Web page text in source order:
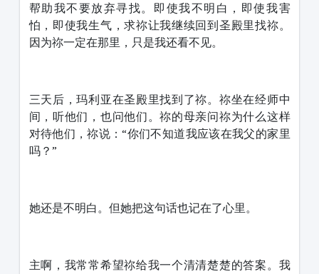
帮助我不要放弃寻找。即使我不明白，即使我害
怕，即使我生气，求祢让我继续回到圣殿里找祢。
因为祢一定在那里，只是我还看不见。
三天后，玛利亚在圣殿里找到了祢。祢坐在经师中
间，听他们，也问他们。祢的母亲问祢为什么这样
对待他们，祢说：“你们不知道我应该在我父的家里
吗？”
她还是不明白。但她把这句话也记在了心里。
主啊，我常常希望祢给我一个清清楚楚的答案。我